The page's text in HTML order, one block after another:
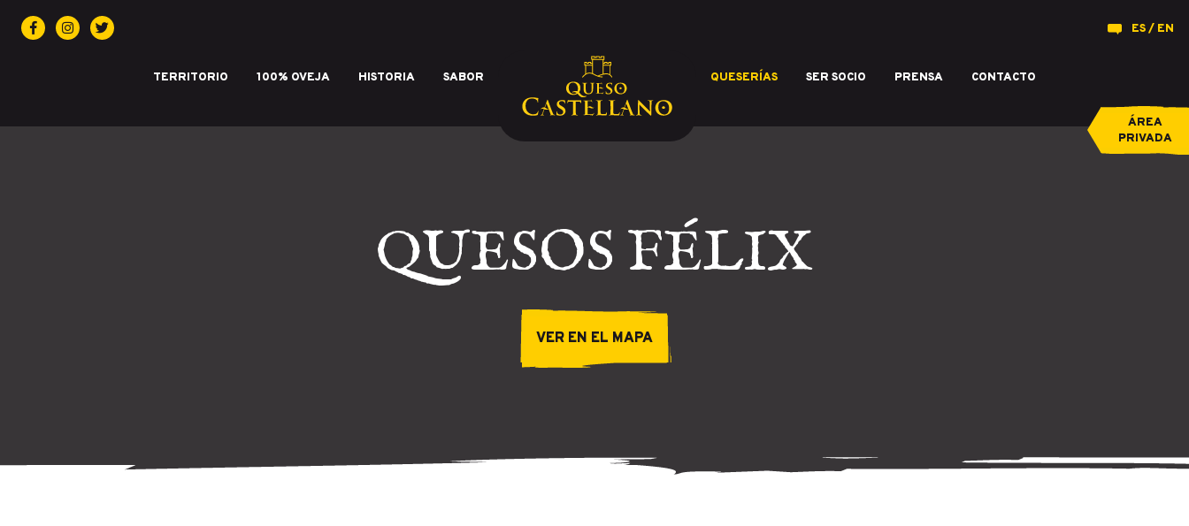
Facebook
Instagram
Twitter ES EN
IGP QUESO CASTELLANO. Marca de calidad de los mejores quesos producidos en Castilla y León.
TERRITORIO 100% OVEJA HISTORIA SABOR QUESERÍAS SER SOCIO PRENSA CONTACTO
ÁREA
PRIVADA
QUESOS FÉLIX
VER EN EL MAPA